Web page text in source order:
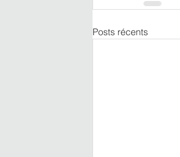
Posts récents